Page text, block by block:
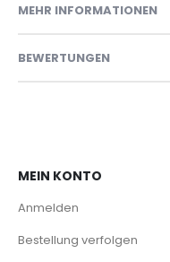
MEHR INFORMATIONEN
BEWERTUNGEN
MEIN KONTO
Anmelden
Bestellung verfolgen